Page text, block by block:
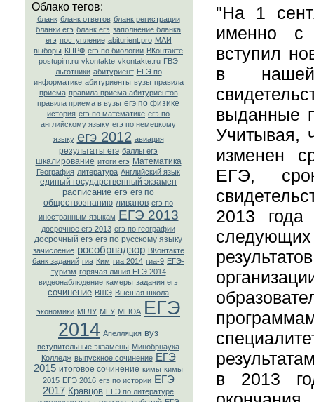
Облако тегов:
бланк бланк ответов бланк регистрации
бланки егэ бланк егэ заполнение бланка
егэ поступление abiturient.pro МАИ
выборы КПРФ егэ по биологии ВКонтакте
postupim.ru vkontakte vkontakte.ru ГВЭ
льготники абитуриент ЕГЭ по
информатике абитуриенты вузы правила
приема правила приема абитуриентов
правила приема в вузы егэ по физике
история егэ по математике егэ по
английскому языку егэ по немецкому
языку егэ 2012 авиация
результаты егэ баллы егэ
шкалирование итоги егэ Математика
География литература Английский язык
единый государственный экзамен
расписание егэ егэ по
обществознанию ливанов егэ по
иностранным языкам ЕГЭ 2013
досрочное егэ 2013 егэ по географии
досрочный егэ егэ по русскому языку
зачисление рособрнадзор ВКонтaкте
банк заданий гиа Ким гиа 2014 гиа-9 ЕГЭ-
туризм горячая линия ЕГЭ 2014
видеонаблюдение камеры задания егэ
сочинение ВШЭ Высшая школа
экономики МГЛУ МГУ МГЮА ЕГЭ
2014 Апелляция вуз
вступительные экзамены Минобрнаука
Колледж выпускное сочинение ЕГЭ
2015 итоговое сочинение кимы кимы
2015 ЕГЭ 2016 егэ по истории ЕГЭ
2017 Кравцов ЕГЭ по литературе
"На 1
именно с
вступил
в нашей
выданные
Учитывая,
изменен
ЕГЭ,
2013 года
следующих
в 2013